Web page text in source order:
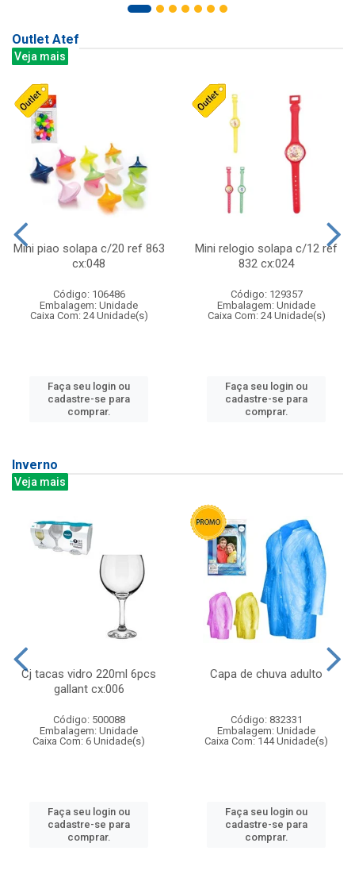
Outlet Atef
Veja mais
Mini piao solapa c/20 ref 863
cx:048
Código: 106486
Embalagem: Unidade
Caixa Com: 24 Unidade(s)
Faça seu login ou
cadastre-se para
comprar.
Mini relogio solapa c/12 ref
832 cx:024
Código: 129357
Embalagem: Unidade
Caixa Com: 24 Unidade(s)
Faça seu login ou
cadastre-se para
comprar.
Inverno
Veja mais
Cj tacas vidro 220ml 6pcs
gallant cx:006
Código: 500088
Embalagem: Unidade
Caixa Com: 6 Unidade(s)
Faça seu login ou
cadastre-se para
comprar.
Capa de chuva adulto
Código: 832331
Embalagem: Unidade
Caixa Com: 144 Unidade(s)
Faça seu login ou
cadastre-se para
comprar.